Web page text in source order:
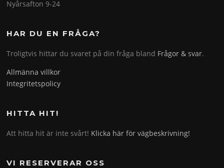
Nyårsafton 9-24
HAR DU EN FRÅGA?
Troligtvis hittar du svaret på din fråga bland Frågor & svar.
Allmänna villkor
Integritetspolicy
HITTA HIT!
Att hitta hit är inte svårt! Klicka här för vägbeskrivning!
VI RESERVERAR OSS